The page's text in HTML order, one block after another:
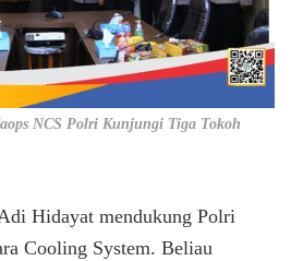
NCS Polri Kunjungi Tiga Tokoh
Hidayat mendukung Polri
Cooling System. Beliau